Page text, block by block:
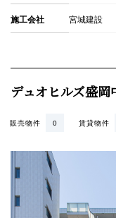
施工会社 宮城建設
デュオヒルズ盛
賃貸物件
販売物件 0